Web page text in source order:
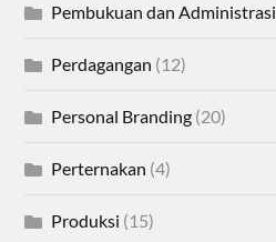
Pembukuan dan Administrasi
Perdagangan (12)
Personal Branding (20)
Perternakan (4)
Produksi (15)